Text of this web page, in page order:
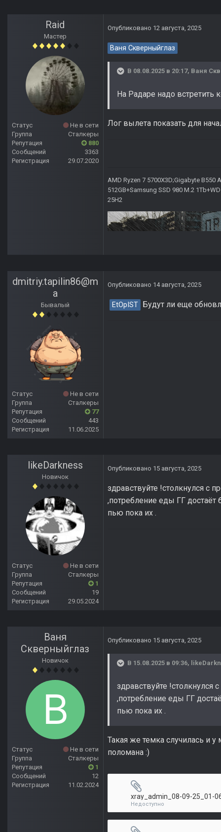
Raid
Мастер
Статус
Не в сети
Группа
Сталкеры
Репутация
880
Сообщений
3363
Регистрация
29.07.2020
Опубликовано 12 августа, 2025
Ваня Скверныйглаз
В 08.08.2025 в 20:17, Ваня
На Радаре надо встретить
Лог вылета показать для
AMD Ryzen 7 5700X3D;Gigabyte B550
512GB+Samsung SSD 980 M.2
25H2
dmitriy.tapilin86@m
a
Бывалый
Статус
Не в сети
Группа
Сталкеры
Репутация
77
Сообщений
443
Регистрация
11.06.2025
Опубликовано 14 августа, 2025
EtOpIST Будут ли еще
likeDarkness
Новичок
Статус
Не в сети
Группа
Сталкеры
Репутация
1
Сообщений
19
Регистрация
29.05.2024
Опубликовано 15 августа, 2025
здравствуйте !столкнулся с
,потребление еды ГГ
пью пока их .
Ваня
Скверныйглаз
Новичок
Статус
Не в сети
Группа
Сталкеры
Репутация
1
Сообщений
12
Регистрация
11.02.2024
Опубликовано 15 августа, 2025
В 15.08.2025 в 09:36,
здравствуйте
,потребление еды ГГ
пью пока их .
Такая же темка случилась и
поломана :)
Недоступно